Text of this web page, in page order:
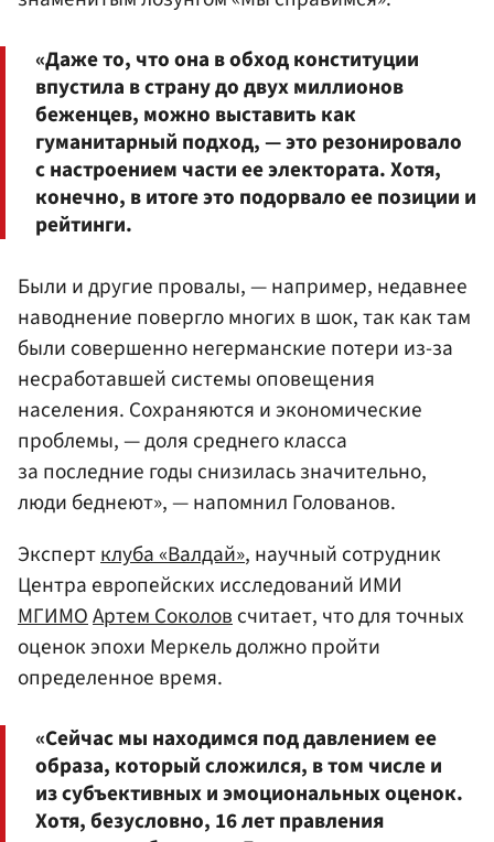
«Даже то, что она в обход конституции
впустила в страну до двух миллионов
беженцев, можно выставить как
гуманитарный подход, — это резонировало
с настроением части ее электората. Хотя,
конечно, в итоге это подорвало ее позиции и
рейтинги.
Были и другие провалы, — например, недавнее
наводнение повергло многих в шок, так как там
были совершенно негерманские потери из-за
несработавшей системы оповещения
населения. Сохраняются и экономические
проблемы, — доля среднего класса
за последние годы снизилась значительно,
люди беднеют», — напомнил Голованов.
Экспертклуба «Валдай», научный сотрудник
Центра европейских исследований ИМИ
МГИМОАртем Соколовсчитает, что для точных
оценок эпохи Меркель должно пройти
определенное время.
«Сейчас мы находимся под давлением ее
образа, который сложился, в том числе и
из субъективных и эмоциональных оценок.
Хотя, безусловно, 16 лет правления